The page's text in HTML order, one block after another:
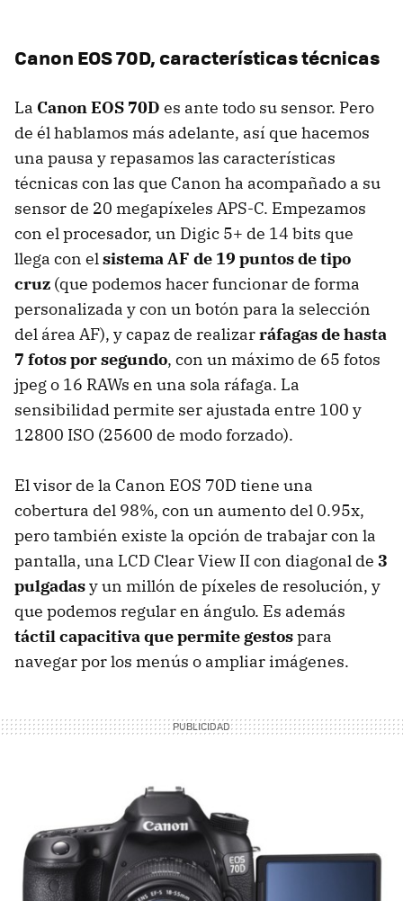
Canon EOS 70D, características técnicas
La Canon EOS 70D es ante todo su sensor. Pero
de él hablamos más adelante, así que hacemos
una pausa y repasamos las características
técnicas con las que Canon ha acompañado a su
sensor de 20 megapíxeles APS-C. Empezamos
con el procesador, un Digic 5+ de 14 bits que
llega con elsistema AF de 19 puntos de tipo
cruz (que podemos hacer funcionar de forma
personalizada y con un botón para la selección
del área AF), y capaz de realizarráfagas de hasta
7 fotos por segundo, con un máximo de 65 fotos
jpeg o 16 RAWs en una sola ráfaga. La
sensibilidad permite ser ajustada entre 100 y
12800 ISO (25600 de modo forzado).
El visor de la Canon EOS 70D tiene una
cobertura del 98%, con un aumento del 0.95x,
pero también existe la opción de trabajar con la
pantalla, una LCD Clear View II con diagonal de 3
pulgadasy un millón de píxeles de resolución, y
que podemos regular en ángulo. Es además
táctil capacitiva que permite gestospara
navegar por los menús o ampliar imágenes.